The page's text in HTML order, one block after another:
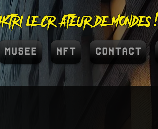
le créateur de mondes !
MUSEE NFT CONTACT